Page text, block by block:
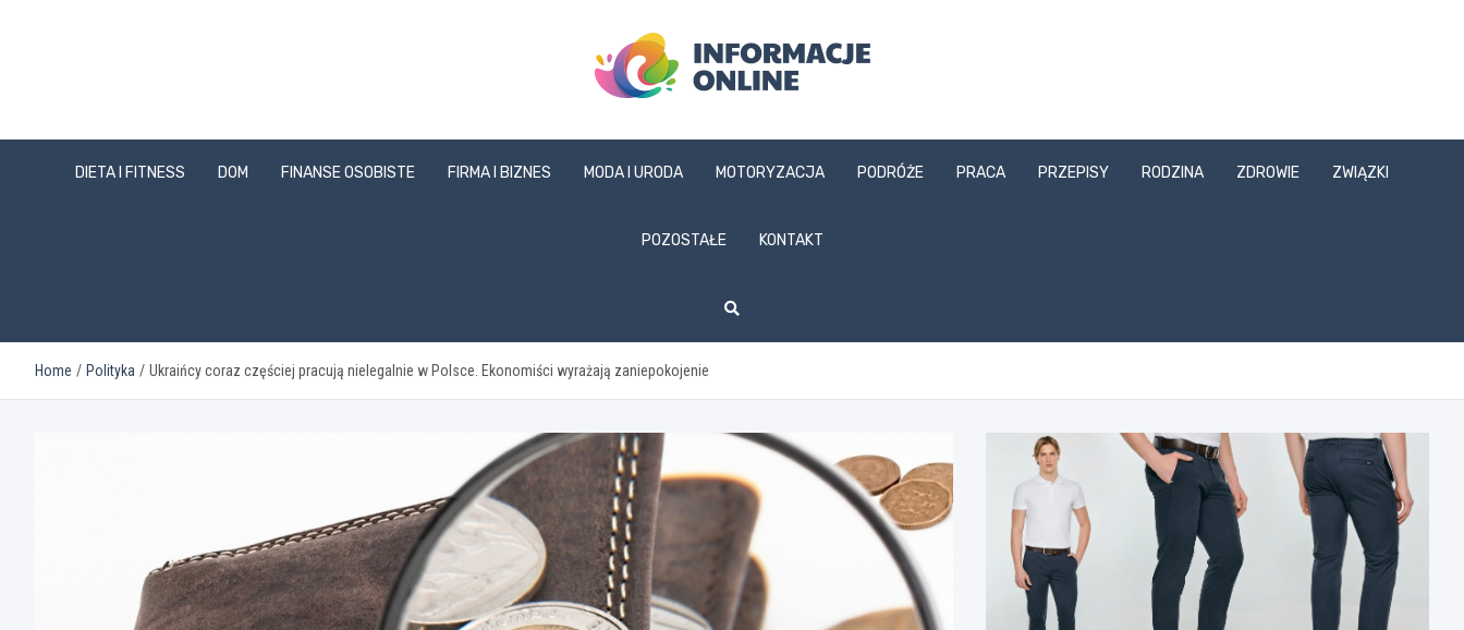
informacjeonline.pl
DIETA I FITNESS DOM FINANSE OSOBISTE FIRMA I BIZNES MODA I URODA MOTORYZACJA PODRÓŻE PRACA PRZEPISY RODZINA ZDROWIE ZWIĄZKI
POZOSTAŁE KONTAKT
Home Polityka Ukraińcy coraz częściej pracują nielegalnie w Polsce. Ekonomiści wyrażają zaniepokojenie